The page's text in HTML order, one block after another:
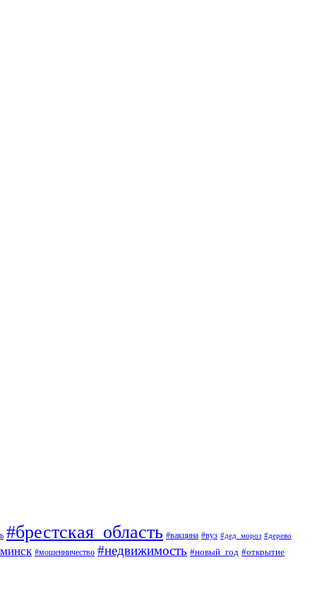
#брестская_область #вакцина #вуз #дед_мороз #дерево
#мошенничество #недвижимость #новый_год #открытие